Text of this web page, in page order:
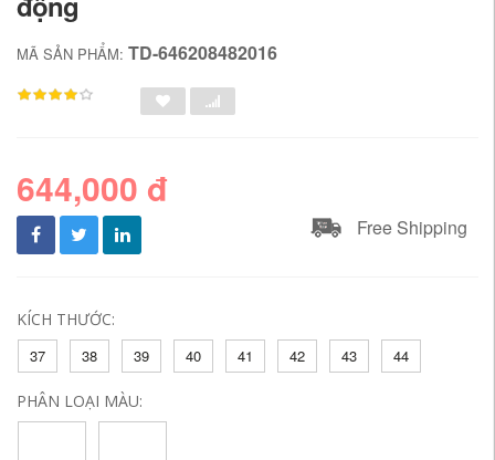
MÃ SẢN PHẨM: TD-646208482016
644,000 đ
Free Shipping
KÍCH THƯỚC:
37
38 39 40 41 42 43 44
PHÂN LOẠI MÀU: